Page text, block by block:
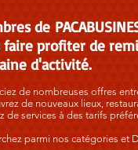
de
faire profiter de
d'activité.
de nombreuses offres
de nouveaux lieux,
de services à des tarifs
parmi nos catégories et